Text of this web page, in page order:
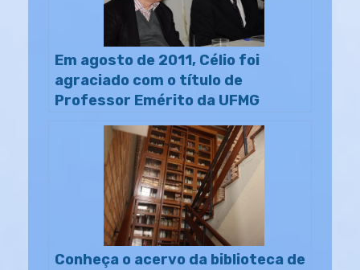
Em agosto de 2011, Célio foi
agraciado com o título de
Professor Emérito da UFMG
Conheça o acervo da biblioteca de